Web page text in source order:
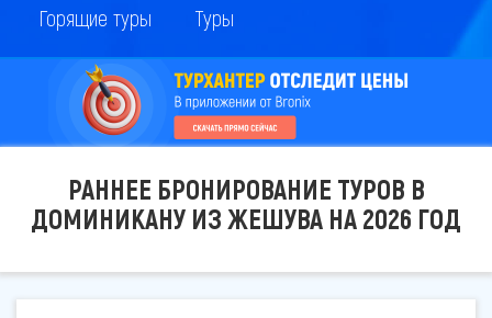
Горящие туры Туры
РАННЕЕ БРОНИРОВАНИЕ ТУРОВ В
ДОМИНИКАНУ ИЗ ЖЕШУВА НА 2026 ГОД